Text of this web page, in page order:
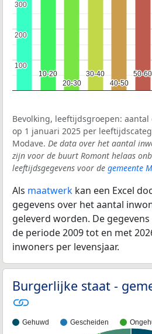
10-20
10-20
20-30
20-30
30-40
30-40
40-50
40-50
50-60
50-60
100
100
200
200
300
300
Bevolking, leeftijdsgroepen:
op 1 januari 2025 per
Modave. De data over het aantal
zijn voor de buurt Romont helaas
leeftijdsgegevens voor de gemeente
Als maatwerk kan een Excel
gegevens over het aantal
geleverd worden. De
de periode 2009 tot en met
inwoners per levensjaar.
Burgerlijke staat -
Gehuwd Gescheiden